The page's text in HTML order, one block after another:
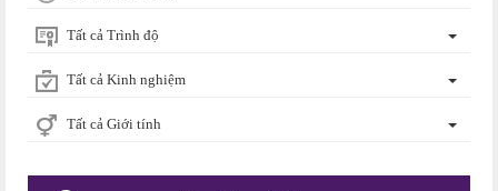
Tất cả Trình độ
Tất cả Kinh nghiệm
Tất cả Giới tính